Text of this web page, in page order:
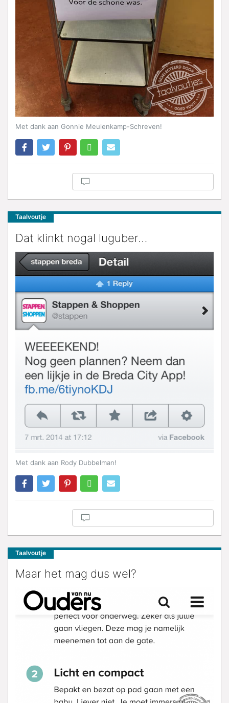
Met dank aan Gonnie Meulenkamp-Schreven!
Taalvoutje
Dat klinkt nogal luguber…
Met dank aan Rody Dubbelman!
Taalvoutje
Maar het mag dus wel?